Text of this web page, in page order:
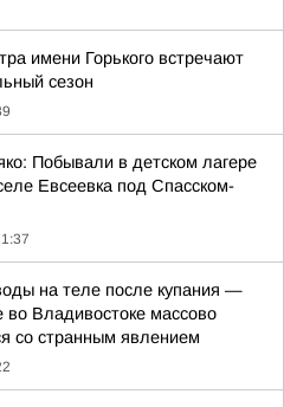
имени Горького встречают
сезон
Побывали в детском лагере
Евсеевка под Спасском-
на теле после купания —
Владивостоке массово
со странным явлением